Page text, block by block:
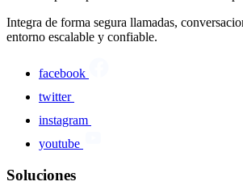
Integra de forma segura llamadas,
entorno escalable y confiable.
facebook
twitter
instagram
youtube
Soluciones